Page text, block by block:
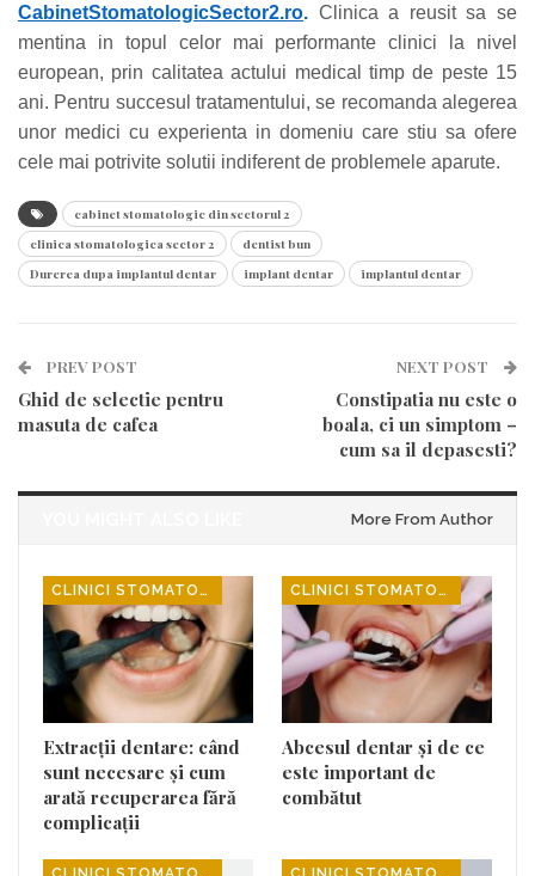
CabinetStomatologicSector2.ro. Clinica a reusitsa se
mentina in topul celor mai performante clinici la nivel
european, prin calitatea actului medical timp de peste 15
ani. Pentru succesul tratamentului, se recomanda alegerea
unor medici cu experienta in domeniu care stiu sa ofere
cele mai potrivite solutii indiferent de problemele aparute.
cabinet stomatologic din sectorul 2
clinica stomatologica sector 2
dentist bun
Durerea dupa implantul dentar
implant dentar implantul dentar
PREV POST
Ghid de selectie pentru
masuta de cafea
NEXT POST
Constipatia nu este o
boala, ci un simptom –
cum sa il depasesti?
More From Author
CLINICI STOMATOLOGICE
Extracții dentare: când
sunt necesare și cum
arată recuperarea fără
complicații
CLINICI STOMATOLOGICE
Abcesul dentar și de ce
este important de
combătut